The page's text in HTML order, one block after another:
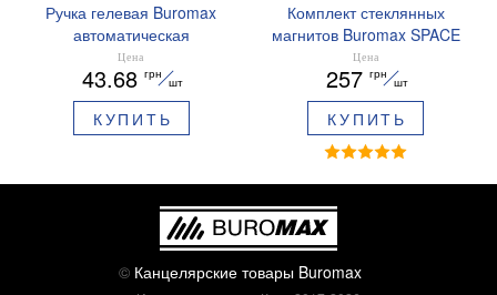
Ручка гелевая Buromax
автоматическая
ARABESKI 0.5 мм
ароматизированный грипп
синие чернила в блистере
BM.8379-02
Цена
43.68 грн
шт
КУПИТЬ
Комплект стеклянных
магнитов Buromax SPACE
12 шт 30 мм BM.0048
Цена
257 грн
шт
КУПИТЬ
© Канцелярские товары Buromax